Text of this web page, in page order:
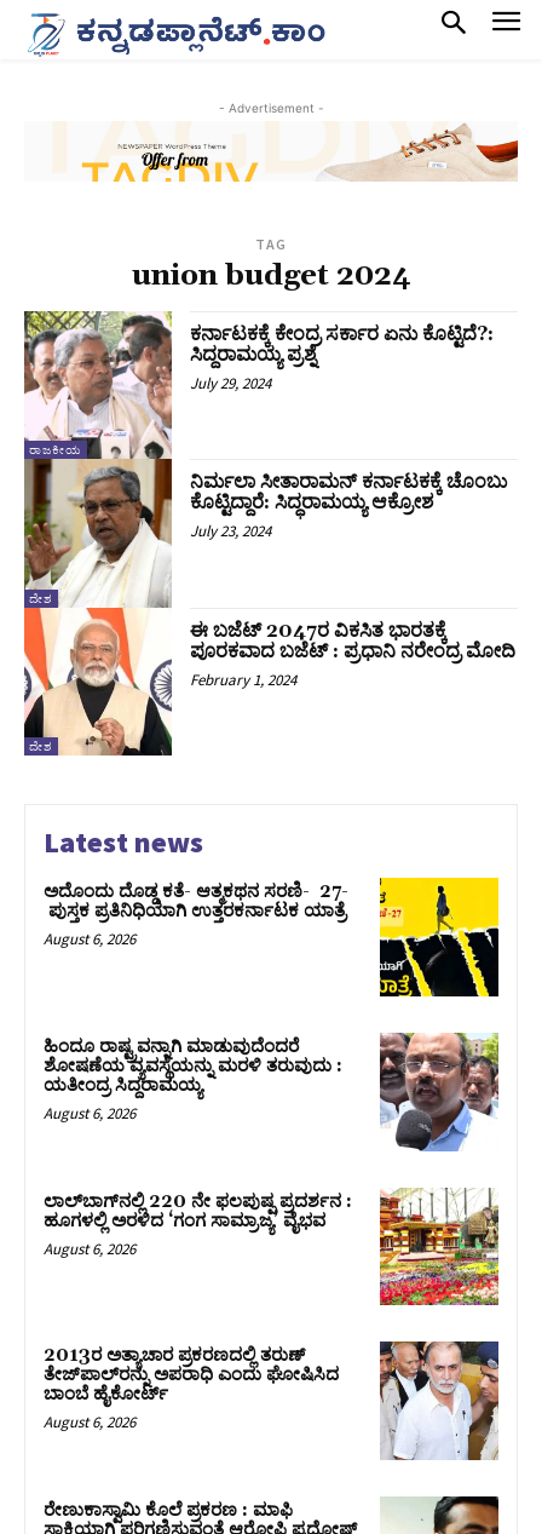
- Advertisement -
TAG
union budget 2024
ರಾಜಕೀಯ
ಕರ್ನಾಟಕಕ್ಕೆ ಕೇಂದ್ರ ಸರ್ಕಾರ ಏನು ಕೊಟ್ಟಿದೆ?:
ಸಿದ್ದರಾಮಯ್ಯ ಪ್ರಶ್ನೆ
July 29, 2024
ದೇಶ
ನಿರ್ಮಲಾ‌ ಸೀತಾರಾಮನ್ ಕರ್ನಾಟಕಕ್ಕೆ ಚೊಂಬು
ಕೊಟ್ಟಿದ್ದಾರೆ: ಸಿದ್ಧರಾಮಯ್ಯ ಆಕ್ರೋಶ
July 23, 2024
ದೇಶ
ಈ ಬಜೆಟ್ 2047ರ ವಿಕಸಿತ ಭಾರತಕ್ಕೆ
ಪೂರಕವಾದ ಬಜೆಟ್ : ಪ್ರಧಾನಿ ನರೇಂದ್ರ ಮೋದಿ
February 1, 2024
Latest news
ಅದೊಂದು ದೊಡ್ಡ ಕತೆ- ಆತ್ಮಕಥನ ಸರಣಿ- 27-
ಪುಸ್ತಕ ಪ್ರತಿನಿಧಿಯಾಗಿ ಉತ್ತರಕರ್ನಾಟಕ ಯಾತ್ರೆ
August 6, 2026
ಹಿಂದೂ ರಾಷ್ಟ್ರವನ್ನಾಗಿ ಮಾಡುವುದೆಂದರೆ
ಶೋಷಣೆಯ ವ್ಯವಸ್ಥೆಯನ್ನು ಮರಳಿ ತರುವುದು :
ಯತೀಂದ್ರ ಸಿದ್ದರಾಮಯ್ಯ
August 6, 2026
ಲಾಲ್‍ಬಾಗ್‍ನಲ್ಲಿ 220 ನೇ ಫಲಪುಷ್ಪ ಪ್ರದರ್ಶನ :
ಹೂಗಳಲ್ಲಿ ಅರಳಿದ ‘ಗಂಗ ಸಾಮ್ರಾಜ್ಯ’ ವೈಭವ
August 6, 2026
2013ರ ಅತ್ಯಾಚಾರ ಪ್ರಕರಣದಲ್ಲಿ ತರುಣ್
ತೇಜ್‌ಪಾಲ್‌ರನ್ನು ಅಪರಾಧಿ ಎಂದು ಘೋಷಿಸಿದ
ಬಾಂಬೆ ಹೈಕೋರ್ಟ್
August 6, 2026
ರೇಣುಕಾಸ್ವಾಮಿ ಕೊಲೆ ಪ್ರಕರಣ : ಮಾಫಿ